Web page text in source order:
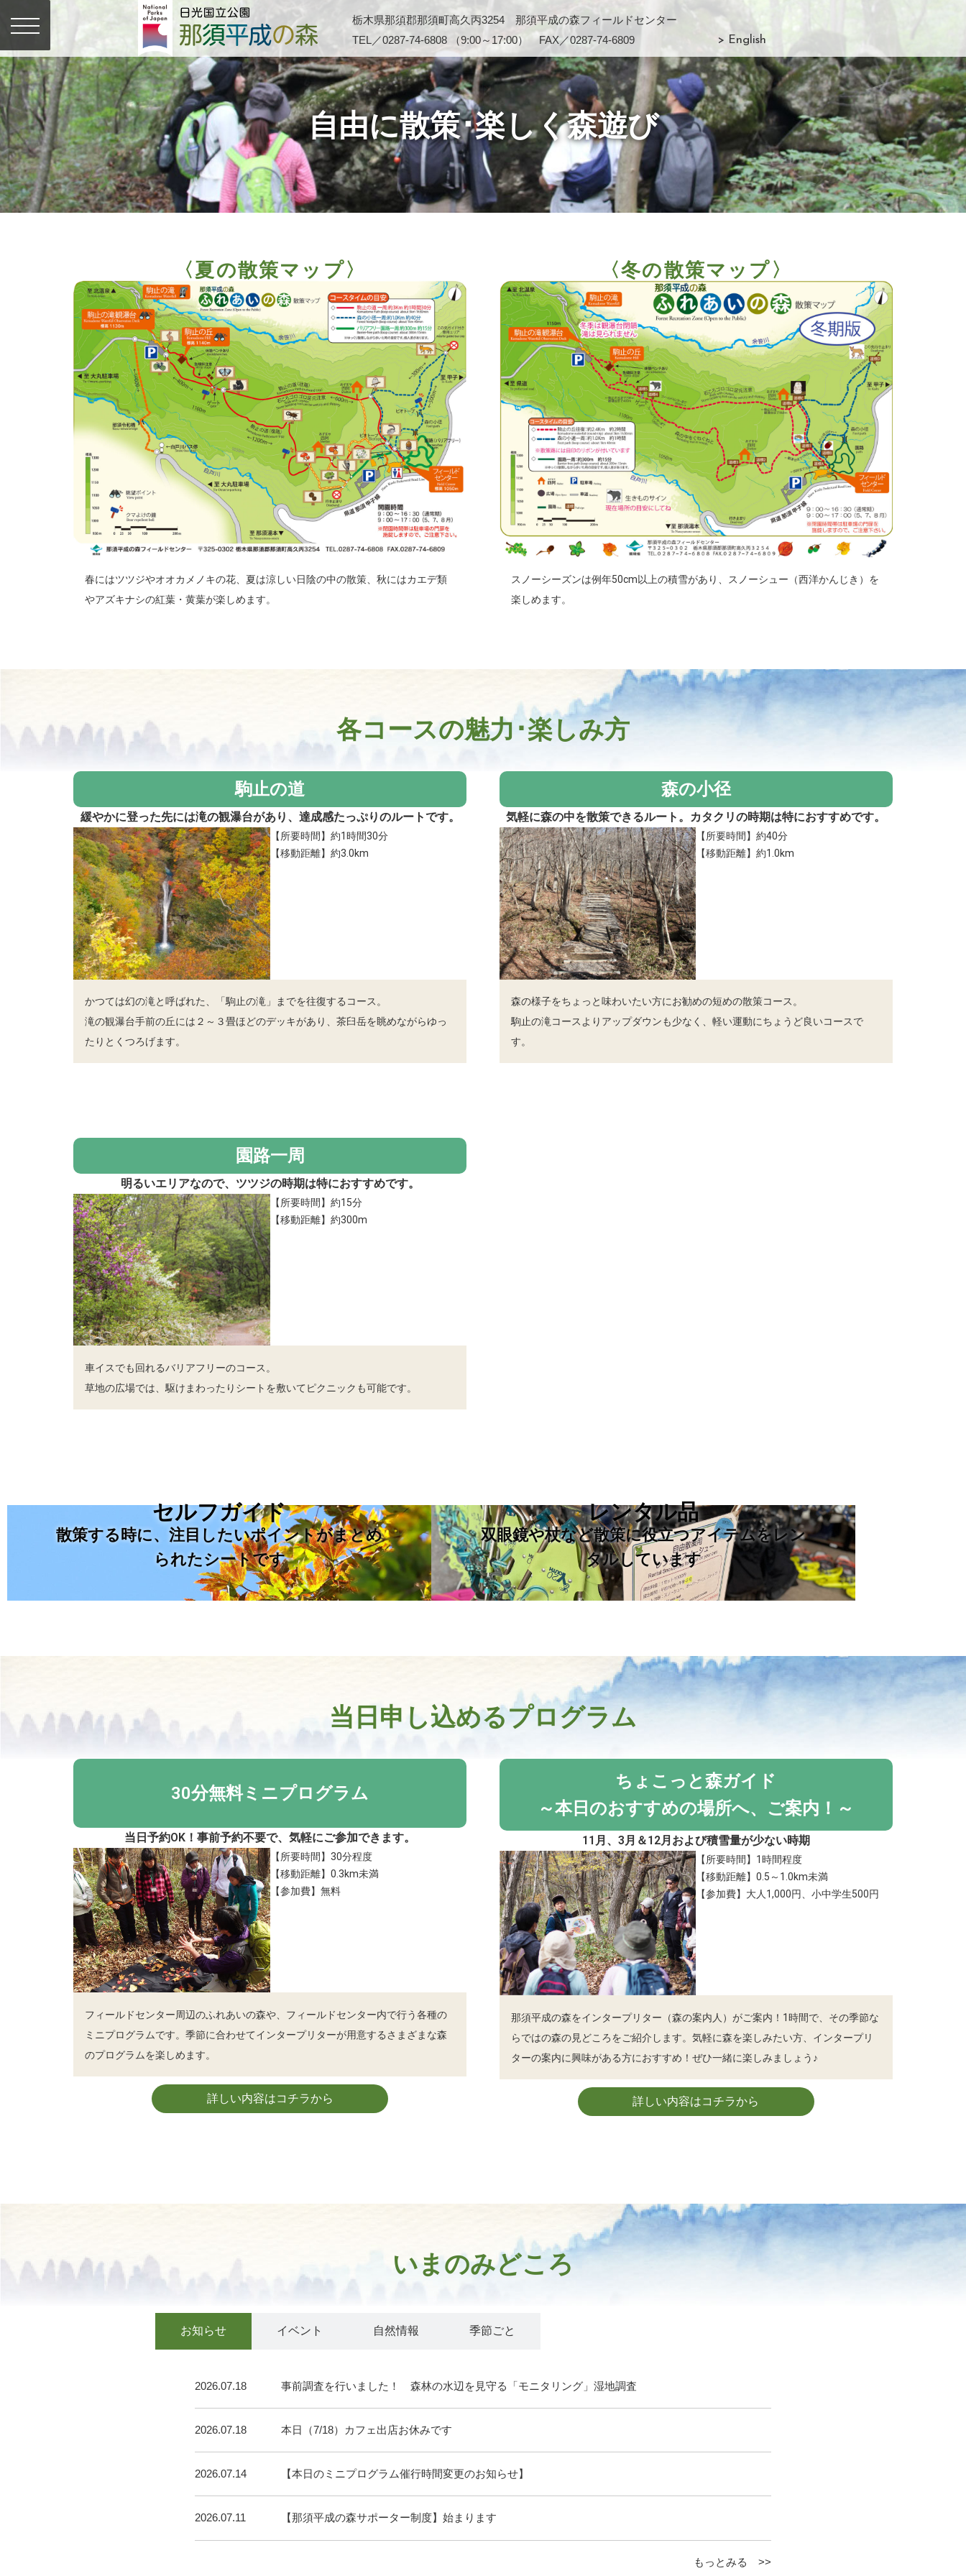
栃木県那須郡那須町高久丙3254 那須平成の森フィールドセンター
TEL／0287-74-6808 （9:00～17:00） FAX／0287-74-6809
> English
自由に散策･楽しく森遊び
〈夏の散策マップ〉
春にはツツジやオオカメノキの花、夏は涼しい日陰の中の散策、秋にはカエデ類
やアズキナシの紅葉・黄葉が楽しめます。
〈冬の散策マップ〉
スノーシーズンは例年50cm以上の積雪があり、スノーシュー（西洋かんじき）を
楽しめます。
各コースの魅力･楽しみ方
駒止の道
緩やかに登った先には滝の観瀑台があり、達成感たっぷりのルートです。
【所要時間】約1時間30分
【移動距離】約3.0km
かつては幻の滝と呼ばれた、「駒止の滝」までを往復するコース。
滝の観瀑台手前の丘には２～３畳ほどのデッキがあり、茶臼岳を眺めながらゆっ
たりとくつろげます。
森の小径
気軽に森の中を散策できるルート。カタクリの時期は特におすすめです。
【所要時間】約40分
【移動距離】約1.0km
森の様子をちょっと味わいたい方にお勧めの短めの散策コース。
駒止の滝コースよりアップダウンも少なく、軽い運動にちょうど良いコースで
す。
園路一周
明るいエリアなので、ツツジの時期は特におすすめです。
【所要時間】約15分
【移動距離】約300m
車イスでも回れるバリアフリーのコース。
草地の広場では、駆けまわったりシートを敷いてピクニックも可能です。
セルフガイド
散策する時に、注目したいポイントがまとめ
られたシートです
レンタル品
双眼鏡や杖など散策に役立つアイテムをレン
タルしています
当日申し込めるプログラム
30分無料ミニプログラム
当日予約OK！事前予約不要で、気軽にご参加できます。
【所要時間】30分程度
【移動距離】0.3km未満
【参加費】無料
フィールドセンター周辺のふれあいの森や、フィールドセンター内で行う各種の
ミニプログラムです。季節に合わせてインタープリターが用意するさまざまな森
のプログラムを楽しめます。
詳しい内容はコチラから
ちょこっと森ガイド
～本日のおすすめの場所へ、ご案内！～
11月、3月＆12月および積雪量が少ない時期
【所要時間】1時間程度
【移動距離】0.5～1.0km未満
【参加費】大人1,000円、小中学生500円
那須平成の森をインタープリター（森の案内人）がご案内！1時間で、その季節な
らではの森の見どころをご紹介します。気軽に森を楽しみたい方、インタープリ
ターの案内に興味がある方におすすめ！ぜひ一緒に楽しみましょう♪
詳しい内容はコチラから
いまのみどころ
お知らせ イベント 自然情報 季節ごと
2026.07.18 事前調査を行いました！ 森林の水辺を見守る「モニタリング」湿地調査
2026.07.18 本日（7/18）カフェ出店お休みです
2026.07.14 【本日のミニプログラム催行時間変更のお知らせ】
2026.07.11 【那須平成の森サポーター制度】始まります
もっとみる >>